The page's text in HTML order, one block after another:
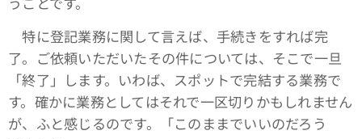
特に登記業務に関して言えば、手続きをすれば完
了。ご依頼いただいたその件については、そこで一旦
「終了」します。いわば、スポットで完結する業務で
す。確かに業務としてはそれで一区切りかもしれません
が、ふと感じるのです。「このままでいいのだろう